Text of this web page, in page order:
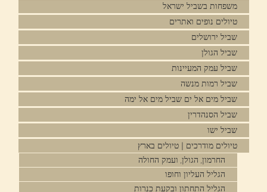
משפחות בשביל ישראל
טיולים נופים ואתרים
שביל ירושלים
שביל הגולן
שביל עמק המעיינות
שביל רמות מנשה
שביל מים אל ים שביל מים אל ימה
שביל הסנהדרין
שביל ישו
טיולים מודרכים | טיולים בארץ
החרמון, הגולן, ועמק החולה
הגליל העליון וחופו
הגליל התחתון ובקעת כנרות